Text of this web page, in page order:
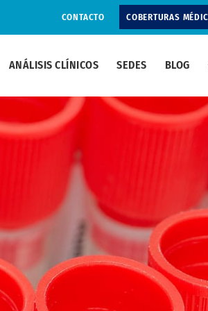
CONTACTO COBERTURAS
ANÁLISIS CLÍNICOS SEDES BLOG